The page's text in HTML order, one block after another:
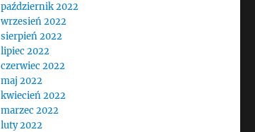
październik 2022
wrzesień 2022
sierpień 2022
lipiec 2022
czerwiec 2022
maj 2022
kwiecień 2022
marzec 2022
luty 2022